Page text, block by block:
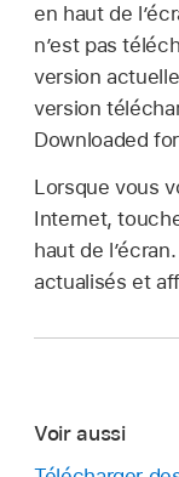
en haut de
n’est pas
version
version
Downloaded
Lorsque vous
Internet,
haut de
actualisés et
Voir aussi